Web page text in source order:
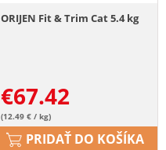
ORIJEN Fit & Trim Cat 5.4 kg
€67.42
(12.49 € / kg)
PRIDAŤ DO KOŠÍKA